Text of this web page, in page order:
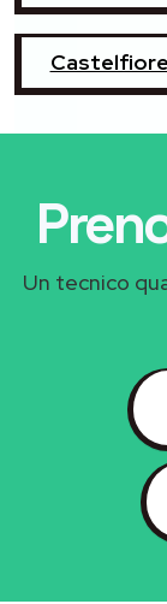
Un tecnico